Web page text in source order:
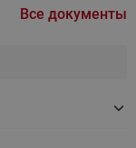
Все документы